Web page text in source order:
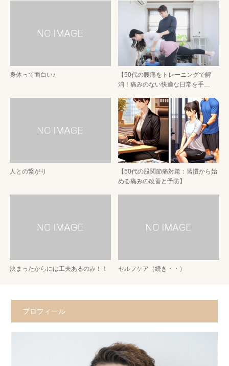
身体って面白い♪
【50代の腰痛をトレーニングで解
消！痛みのない快適な日常を手…
人との繋がり
【50代の股関節痛対策：習慣から始
める痛みの改善と予防】
決まったからには工夫あるのみ！！ セルフケア（続き・・）
プロフィール